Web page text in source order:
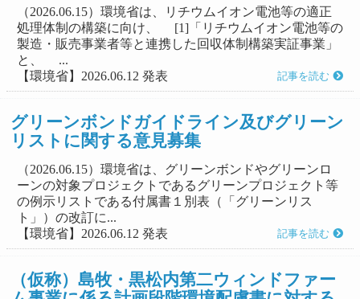
（2026.06.15）環境省は、リチウムイオン電池等の適正
処理体制の構築に向け、 [1]「リチウムイオン電池等の
製造・販売事業者等と連携した回収体制構築実証事業」
と、 ...
【環境省】2026.06.12 発表
記事を読む
グリーンボンドガイドライン及びグリーン
リストに関する意見募集
（2026.06.15）環境省は、グリーンボンドやグリーンロ
ーンの対象プロジェクトであるグリーンプロジェクト等
の例示リストである付属書１別表（「グリーンリス
ト」）の改訂に...
【環境省】2026.06.12 発表
記事を読む
（仮称）島牧・黒松内第二ウィンドファー